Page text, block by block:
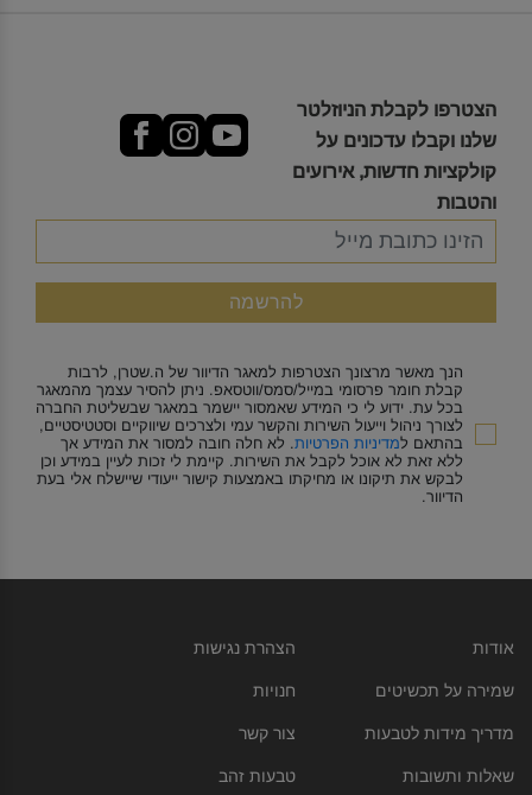
הצטרפו לקבלת הניוזלטר
שלנו וקבלו עדכונים על
קולקציות חדשות, אירועים
והטבות
להרשמה
הנך מאשר מרצונך הצטרפות למאגר הדיוור של ה.שטרן, לרבות
קבלת חומר פרסומי במייל/סמס/ווטסאפ. ניתן להסיר עצמך מהמאגר
בכל עת. ידוע לי כי המידע שאמסור יישמר במאגר שבשליטת החברה
לצורך ניהול וייעול השירות והקשר עמי ולצרכים שיווקיים וסטטיסטיים,
בהתאם למדיניות הפרטיות. לא חלה חובה למסור את המידע אך
ללא זאת לא אוכל לקבל את השירות. קיימת לי זכות לעיין במידע וכן
לבקש את תיקונו או מחיקתו באמצעות קישור ייעודי שיישלח אלי בעת
הדיוור.
אודות
שמירה על תכשיטים
מדריך מידות לטבעות
שאלות ותשובות
הצהרת נגישות
חנויות
צור קשר
טבעות זהב